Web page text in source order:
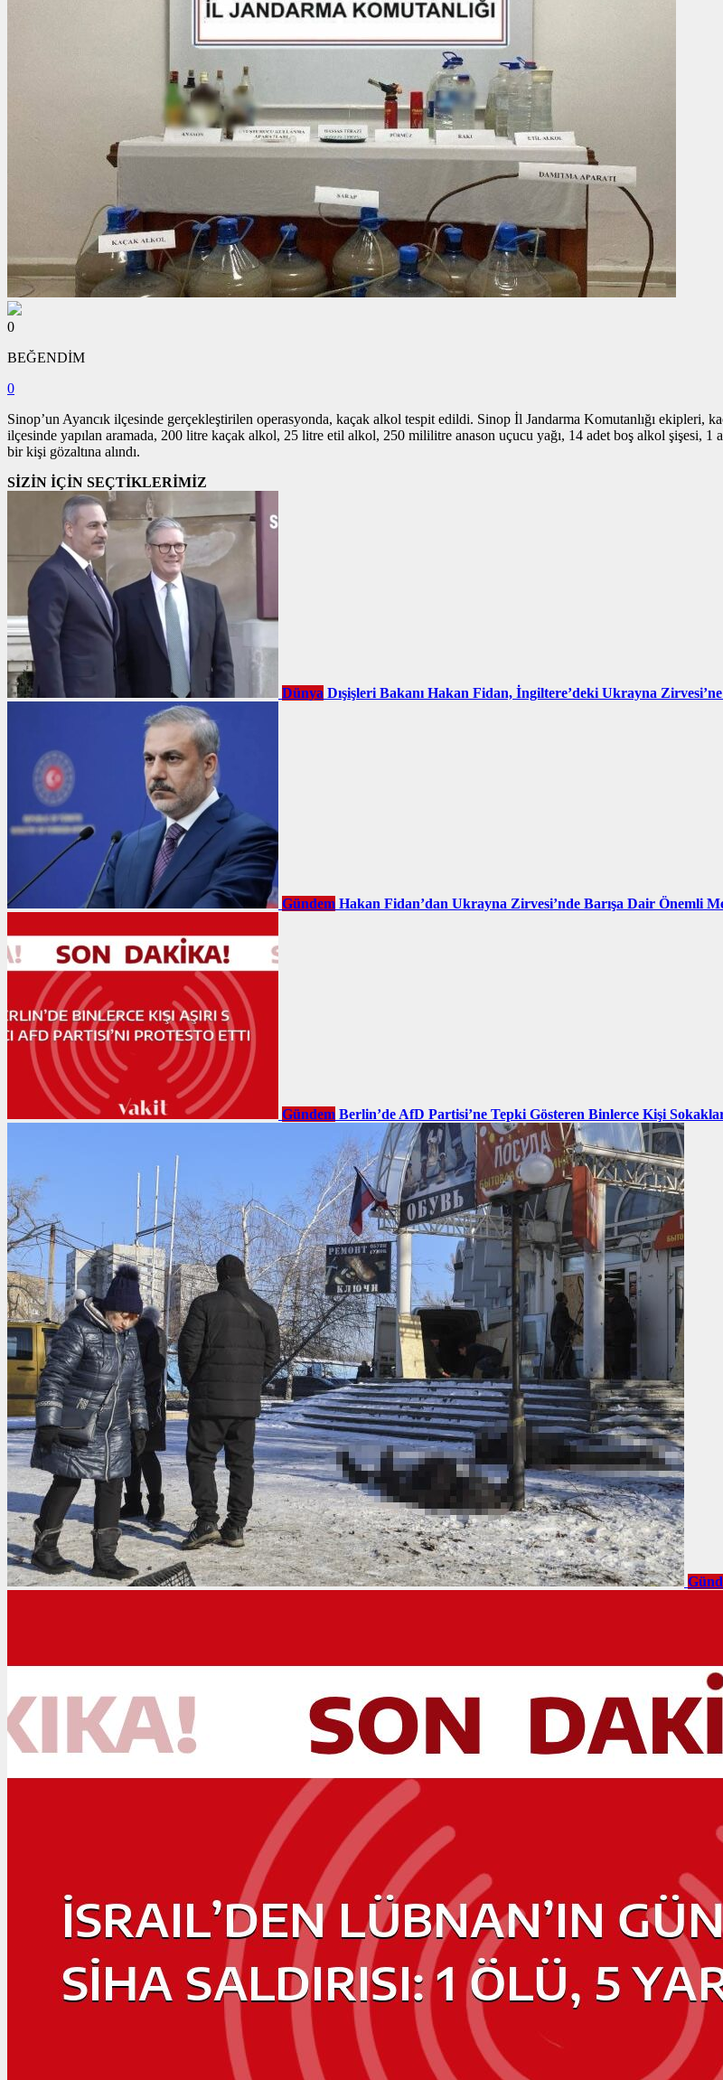
0
BEĞENDİM
0
Sinop’un Ayancık ilçesinde gerçekleştirilen operasyonda, kaçak alkol tespit edildi. Sinop İl Jandarma Komutanlığı ekipleri,
ilçesinde yapılan aramada, 200 litre kaçak alkol, 25 litre etil alkol, 250 mililitre anason uçucu yağı, 14 adet boş alkol şişesi,
bir kişi gözaltına alındı.
SİZİN İÇİN SEÇTİKLERİMİZ
Dünya Dışişleri Bakanı Hakan Fidan, İngiltere’deki Ukrayna Zirvesi’ne
Gündem Hakan Fidan’dan Ukrayna Zirvesi’nde Barışa Dair Önemli
Gündem Berlin’de AfD Partisi’ne Tepki Gösteren Binlerce Kişi